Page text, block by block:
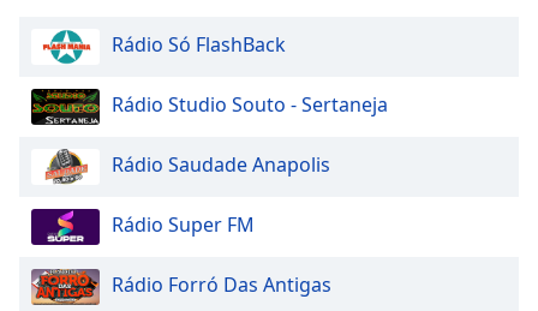
Rádio Só FlashBack
Rádio Studio Souto - Sertaneja
Rádio Saudade Anapolis
Rádio Super FM
Rádio Forró Das Antigas